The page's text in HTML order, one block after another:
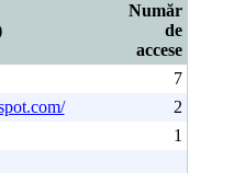
Număr
de
accese
7
2
1